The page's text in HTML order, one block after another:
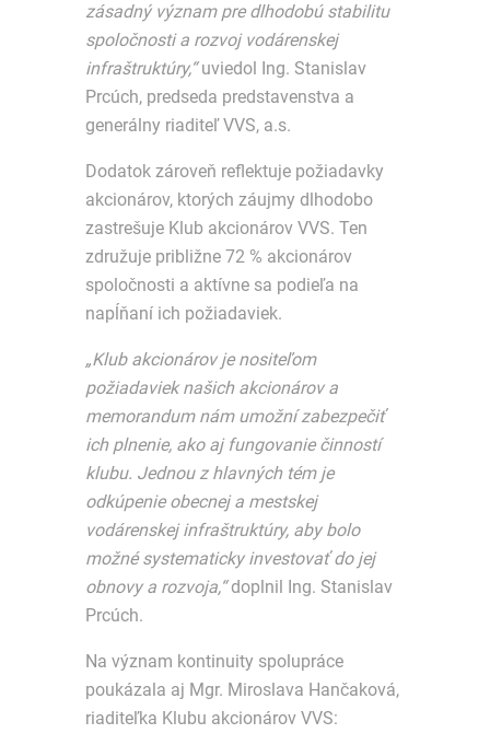
zásadný význam pre dlhodobú stabilitu
spoločnosti a rozvoj vodárenskej
infraštruktúry,“uviedol Ing. Stanislav
Prcúch, predseda predstavenstva a
generálny riaditeľ VVS, a.s.
Dodatok zároveň reflektuje požiadavky
akcionárov, ktorých záujmy dlhodobo
zastrešuje Klub akcionárov VVS. Ten
združuje približne 72 % akcionárov
spoločnosti a aktívne sa podieľa na
napĺňaní ich požiadaviek.
„Klub akcionárov je nositeľom
požiadaviek našich akcionárov a
memorandum nám umožní zabezpečiť
ich plnenie, ako aj fungovanie činností
klubu. Jednou z hlavných tém je
odkúpenie obecnej a mestskej
vodárenskej infraštruktúry, aby bolo
možné systematicky investovať do jej
obnovy a rozvoja,“doplnil Ing. Stanislav
Prcúch.
Na význam kontinuity spolupráce
poukázala aj Mgr. Miroslava Hančaková,
riaditeľka Klubu akcionárov VVS: